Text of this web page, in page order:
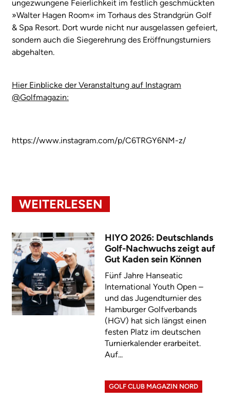
ungezwungene Feierlichkeit im festlich geschmückten
»Walter Hagen Room« im Torhaus des Strandgrün Golf
& Spa Resort. Dort wurde nicht nur ausgelassen gefeiert,
sondern auch die Siegerehrung des Eröffnungsturniers
abgehalten.
Hier Einblicke der Veranstaltung auf Instagram
@Golfmagazin:
https://www.instagram.com/p/C6TRGY6NM-z/
WEITERLESEN
HIYO 2026: Deutschlands
Golf-Nachwuchs zeigt auf
Gut Kaden sein Können
Fünf Jahre Hanseatic
International Youth Open –
und das Jugendturnier des
Hamburger Golfverbands
(HGV) hat sich längst einen
festen Platz im deutschen
Turnierkalender erarbeitet.
Auf...
GOLF CLUB MAGAZIN NORD